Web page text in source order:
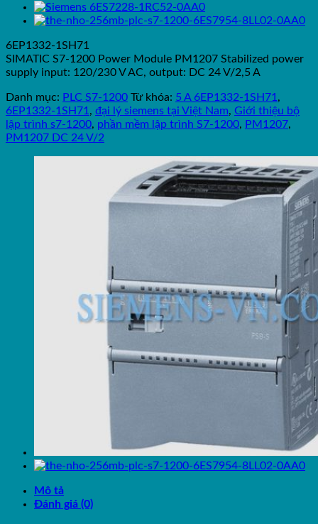
6EP1332-1SH71
SIMATIC S7-1200 Power Module PM1207 Stabilized power
supply input: 120/230 V AC, output: DC 24 V/2,5 A
Danh mục: PLC S7-1200 Từ khóa: 5 A 6EP1332-1SH71 ,
6EP1332-1SH71 , đại lý siemens tại Việt Nam, Giới thiệu bộ
lập trình s7-1200, phần mềm lập trình S7-1200, PM1207,
PM1207 DC 24 V/2
Mô tả
Đánh giá (0)